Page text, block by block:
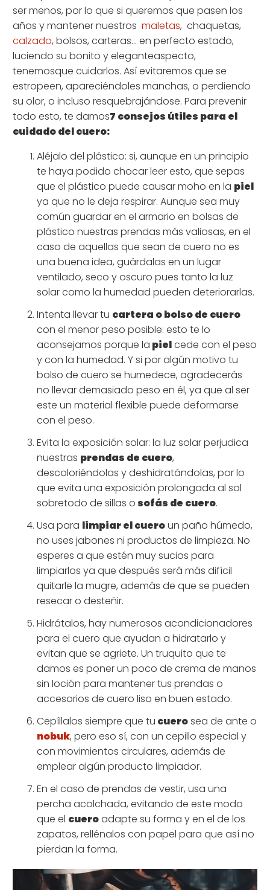
ser menos, por lo que si queremos que pasen los
años y mantener nuestrosmaletas, chaquetas,
calzado, bolsos, carteras… en perfecto estado,
luciendo su bonito y eleganteaspecto,
tenemosque cuidarlos. Así evitaremos que se
estropeen, apareciéndoles manchas, o perdiendo
su olor, o incluso resquebrajándose. Para prevenir
todo esto, te damos7 consejos útiles para el
cuidado del cuero:
Aléjalo del plástico: si, aunque en un principio
te haya podido chocar leer esto, que sepas
que el plástico puede causar moho en la piel
ya que no le deja respirar. Aunque sea muy
común guardar en el armario en bolsas de
plástico nuestras prendas más valiosas, en el
caso de aquellas que sean de cuero no es
una buena idea, guárdalas en un lugar
ventilado, seco y oscuro pues tanto la luz
solar como la humedad pueden deteriorarlas.
Intenta llevar tu cartera o bolso de cuero
con el menor peso posible: esto te lo
aconsejamos porque la pielcede con el peso
y con la humedad. Y si por algún motivo tu
bolso de cuero se humedece, agradecerás
no llevar demasiado peso en él, ya que al ser
este un material flexible puede deformarse
con el peso.
Evita la exposición solar: la luz solar perjudica
nuestras prendas de cuero,
descoloriéndolas y deshidratándolas, por lo
que evita una exposición prolongada al sol
sobretodo de sillas osofás de cuero.
Usa para limpiar el cueroun paño húmedo,
no uses jabones ni productos de limpieza. No
esperes a que estén muy sucios para
limpiarlos ya que después será más difícil
quitarle la mugre, además de que se pueden
resecar o desteñir.
Hidrátalos, hay numerosos acondicionadores
para el cuero que ayudan a hidratarlo y
evitan que se agriete. Un truquito que te
damos es poner un poco de crema de manos
sin loción para mantener tus prendas o
accesorios de cuero liso en buen estado.
Cepíllalos siempre que tu cuerosea de ante o
nobuk, pero eso sí, con un cepillo especial y
con movimientos circulares, además de
emplear algún producto limpiador.
En el caso de prendas de vestir, usa una
percha acolchada, evitando de este modo
que el cueroadapte su forma y en el de los
zapatos, rellénalos con papel para que así no
pierdan la forma.